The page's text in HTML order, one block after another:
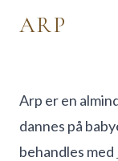
ARP
Arp er en
dannes på
behandles med